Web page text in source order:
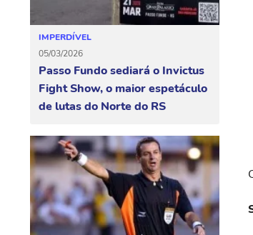
IMPERDÍVEL
05/03/2026
Passo Fundo sediará o Invictus
Fight Show, o maior espetáculo
de lutas do Norte do RS